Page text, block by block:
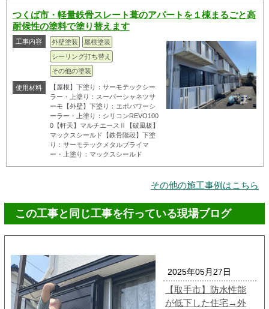
つくば市・軽量鉄骨スレート葺のアパートを１棟まるごと高
耐候性の塗料で塗り替えます
工事内容 外壁塗装
屋根塗装
シーリング打ち替え
その他の塗装
使用材料
【屋根】下塗り：サーモテックシー
ラー・上塗り：スーパーシャネツサ
ーモ【外壁】下塗り：エポパワーシ
ーラー・上塗り：シリコンREVO100
0【軒天】マルチエースⅡ【破風板】
マックスシールド【鉄骨階段】下塗
り：サーモテックメタルプライマ
ー・上塗り：マックスシールド
その他の施工事例はこちら
この工事と同じ工事を行っている現場ブログ
2025年05月27日
【取手市】防水性能
が低下した住宅→外